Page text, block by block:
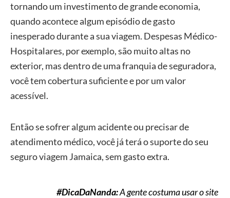
tornando um investimento de grande economia,
quando acontece algum episódio de gasto
inesperado durante a sua viagem. Despesas Médico-
Hospitalares, por exemplo, são muito altas no
exterior, mas dentro de uma franquia de seguradora,
você tem cobertura suficiente e por um valor
acessível.
Então se sofrer algum acidente ou precisar de
atendimento médico, você já terá o suporte do seu
seguro viagem Jamaica, sem gasto extra.
#DicaDaNanda:A gente costuma usar o site